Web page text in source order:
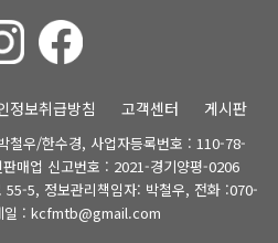
정보취급방침 고객센터 게시판
철우/한수경, 사업자등록번호 : 110-78-
판매업 신고번호 : 2021-경기양평-0206
5, 정보관리책임자: 박철우, 전화 :070-
일 : kcfmtb@gmail.com